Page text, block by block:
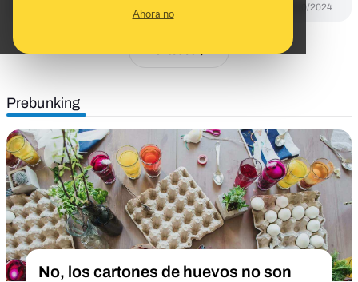
Ahora no 02/10/2024
Ver todos
Prebunking
No, los cartones de huevos no son